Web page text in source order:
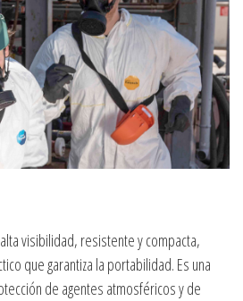
visibilidad, resistente y compacta,
que garantiza la portabilidad. Es una
de agentes atmosféricos y de